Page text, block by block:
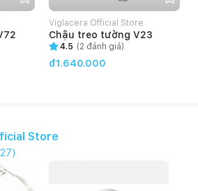
Viglacera Official Store
Chậu treo tường V23
4.5 (2 đánh giá)
đ1.640.000
Store
)